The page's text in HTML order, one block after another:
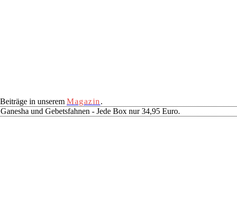
in unserem Magazin .
und Gebetsfahnen - Jede Box nur 34,95 Euro.